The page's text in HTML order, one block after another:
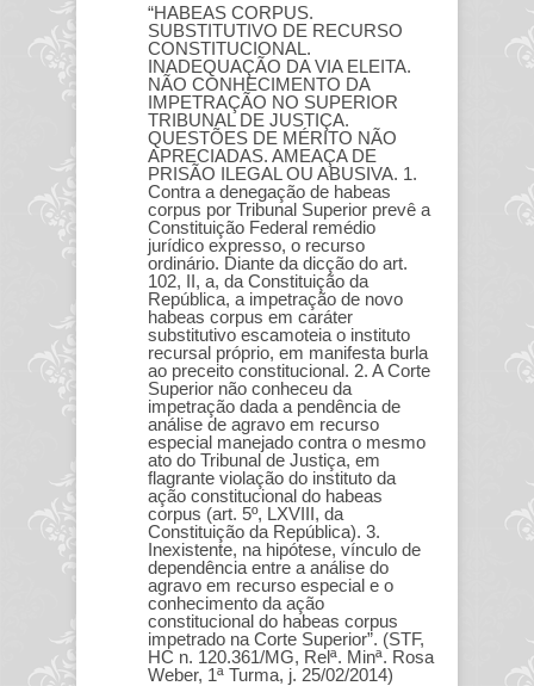
“HABEAS CORPUS.
SUBSTITUTIVO DE RECURSO
CONSTITUCIONAL.
INADEQUAÇÃO DA VIA ELEITA.
NÃO CONHECIMENTO DA
IMPETRAÇÃO NO SUPERIOR
TRIBUNAL DE JUSTIÇA.
QUESTÕES DE MÉRITO NÃO
APRECIADAS. AMEAÇA DE
PRISÃO ILEGAL OU ABUSIVA. 1.
Contra a denegação de habeas
corpus por Tribunal Superior prevê a
Constituição Federal remédio
jurídico expresso, o recurso
ordinário. Diante da dicção do art.
102, II, a, da Constituição da
República, a impetração de novo
habeas corpus em caráter
substitutivo escamoteia o instituto
recursal próprio, em manifesta burla
ao preceito constitucional. 2. A Corte
Superior não conheceu da
impetração dada a pendência de
análise de agravo em recurso
especial manejado contra o mesmo
ato do Tribunal de Justiça, em
flagrante violação do instituto da
ação constitucional do habeas
corpus (art. 5º, LXVIII, da
Constituição da República). 3.
Inexistente, na hipótese, vínculo de
dependência entre a análise do
agravo em recurso especial e o
conhecimento da ação
constitucional do habeas corpus
impetrado na Corte Superior”. (STF,
HC n. 120.361/MG, Relª. Minª. Rosa
Weber, 1ª Turma, j. 25/02/2014)